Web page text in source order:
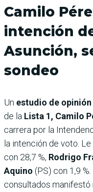
Camilo
intención
Asunción,
sondeo
Un estudio de
de la Lista 1, Camilo
carrera por la
la intención de voto. Le
con 28,7 %, Rodrigo
Aquino (PS) con 1,9
consultados manifestó